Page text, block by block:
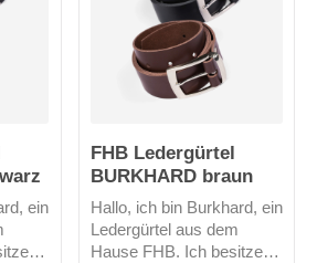
ein
FHB Ledergürtel
BURKHARD braun
Hallo, ich bin Burkhard, ein
Ledergürtel aus dem
Hause FHB. Ich besitze